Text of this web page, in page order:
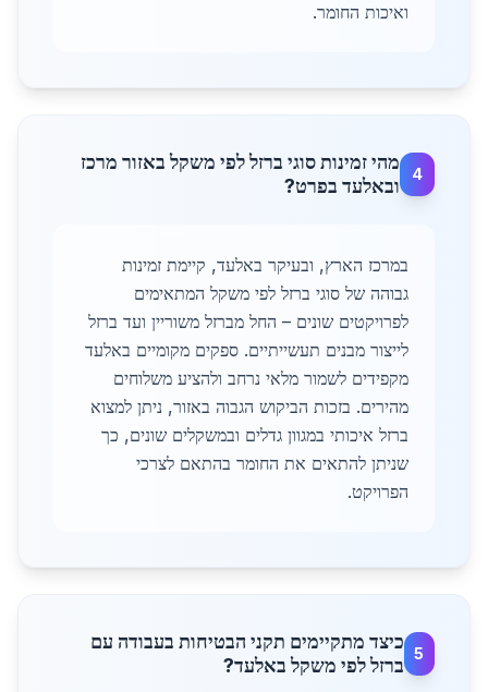
ואיכות החומר.
4
מהי זמינות סוגי ברזל לפי משקל באזור מרכז
ובאלעד בפרט?
במרכז הארץ, ובעיקר באלעד, קיימת זמינות
גבוהה של סוגי ברזל לפי משקל המתאימים
לפרויקטים שונים – החל מברזל משוריין ועד ברזל
לייצור מבנים תעשייתיים. ספקים מקומיים באלעד
מקפידים לשמור מלאי נרחב ולהציע משלוחים
מהירים. בזכות הביקוש הגבוה באזור, ניתן למצוא
ברזל איכותי במגוון גדלים ובמשקלים שונים, כך
שניתן להתאים את החומר בהתאם לצרכי
הפרויקט.
5
כיצד מתקיימים תקני הבטיחות בעבודה עם
ברזל לפי משקל באלעד?